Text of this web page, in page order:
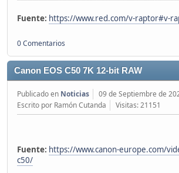
Fuente: https://www.red.com/v-raptor#v-
0 Comentarios
Canon EOS C50 7K 12-bit RAW
Publicado en Noticias
09 de Septiembre de
Escrito por Ramón Cutanda
Visitas: 21151
Fuente: https://www.canon-europe.com/
c50/